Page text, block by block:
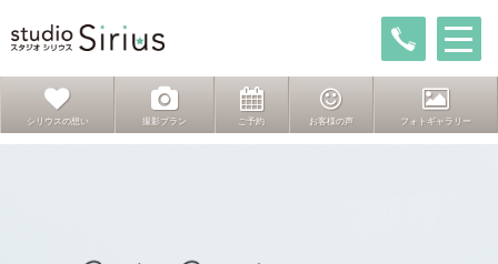
シリウスの想い 撮影プラン ご予約 お客様の声 フォトギャラリー